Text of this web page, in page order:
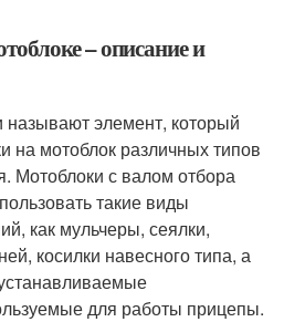
– описание и
элемент, который
на мотоблок различных типов
Мотоблоки с валом отбора
такие виды
как мульчеры, сеялки,
косилки навесного типа, а
для работы прицепы.